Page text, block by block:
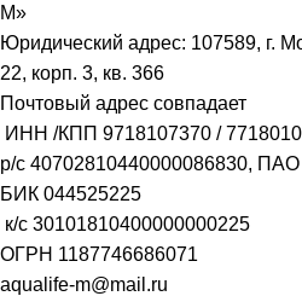
М»
Юридический адрес: 107589, г.
22, корп. 3, кв. 366
Почтовый адрес совпадает
ИНН /КПП 9718107370 /
р/с 40702810440000086830,
БИК 044525225
к/с 30101810400000000225
ОГРН 1187746686071
aqualife-m@mail.ru